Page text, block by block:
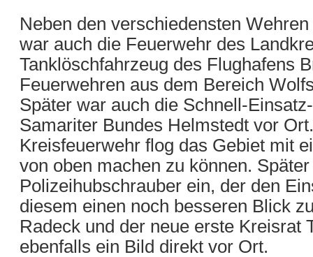
Neben den verschiedensten
war auch die Feuerwehr des
Tanklöschfahrzeug des Flughafens
Feuerwehren aus dem Bereich
Später war auch die Schnell-
Samariter Bundes Helmstedt vor
Kreisfeuerwehr flog das Gebiet mit
von oben machen zu können.
Polizeihubschrauber ein, der den
diesem einen noch besseren Blick
Radeck und der neue erste Kreisrat
ebenfalls ein Bild direkt vor Ort.